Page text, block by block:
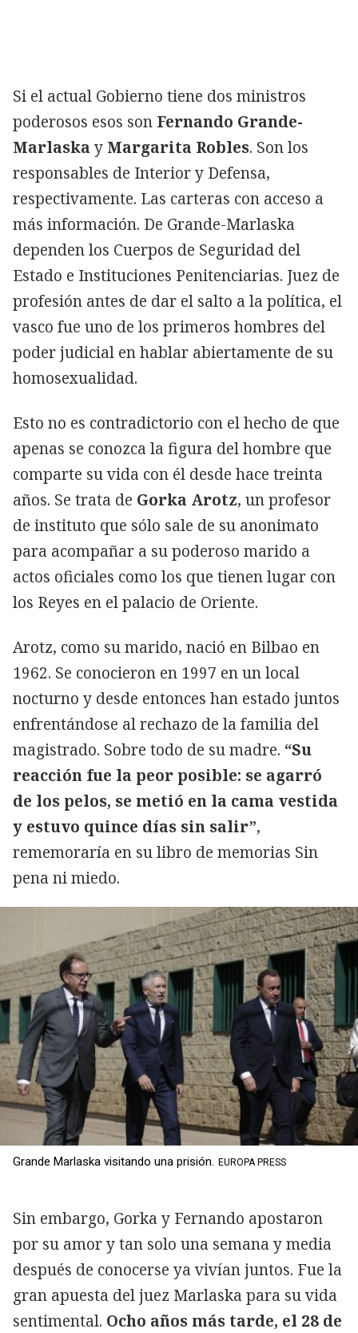
Si el actual Gobierno tiene dos ministros
poderosos esos son Fernando Grande-
Marlaska y Margarita Robles. Son los
responsables de Interior y Defensa,
respectivamente. Las carteras con acceso a
más información. De Grande-Marlaska
dependen los Cuerpos de Seguridad del
Estado e Instituciones Penitenciarias. Juez de
profesión antes de dar el salto a la política, el
vasco fue uno de los primeros hombres del
poder judicial en hablar abiertamente de su
homosexualidad.
Esto no es contradictorio con el hecho de que
apenas se conozca la figura del hombre que
comparte su vida con él desde hace treinta
años. Se trata de Gorka Arotz, un profesor
de instituto que sólo sale de su anonimato
para acompañar a su poderoso marido a
actos oficiales como los que tienen lugar con
los Reyes en el palacio de Oriente.
Arotz, como su marido, nació en Bilbao en
1962. Se conocieron en 1997 en un local
nocturno y desde entonces han estado juntos
enfrentándose al rechazo de la familia del
magistrado. Sobre todo de su madre. “Su
reacción fue la peor posible: se agarró
de los pelos, se metió en la cama vestida
y estuvo quince días sin salir”,
rememoraría en su libro de memorias Sin
pena ni miedo.
Grande Marlaska visitando una prisión. EUROPA PRESS
Sin embargo, Gorka y Fernando apostaron
por su amor y tan solo una semana y media
después de conocerse ya vivían juntos. Fue la
gran apuesta del juez Marlaska para su vida
sentimental. Ocho años más tarde, el 28 de